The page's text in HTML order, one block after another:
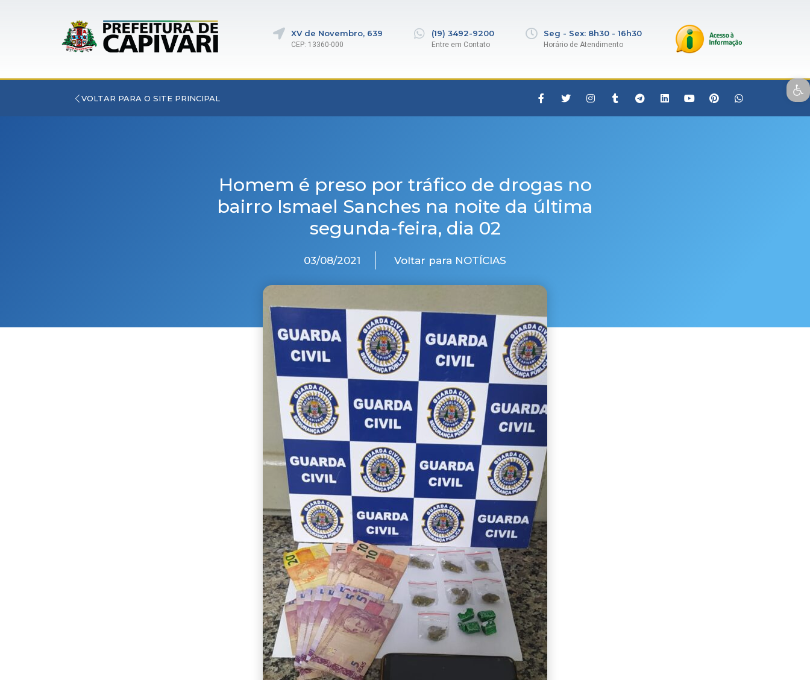
Open toolbar
XV de Novembro, 639
CEP: 13360-000
(19) 3492-9200
Entre em Contato
Seg - Sex: 8h30 - 16h30
Horário de Atendimento
VOLTAR PARA O SITE PRINCIPAL
Homem é preso por tráfico de drogas no
bairro Ismael Sanches na noite da última
segunda-feira, dia 02
03/08/2021 Voltar para NOTÍCIAS